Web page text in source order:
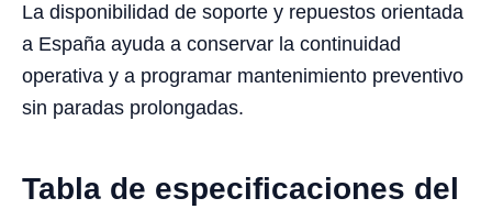
La disponibilidad de soporte y repuestos orientada
a España ayuda a conservar la continuidad
operativa y a programar mantenimiento preventivo
sin paradas prolongadas.
Tabla de especificaciones del